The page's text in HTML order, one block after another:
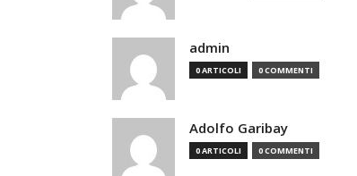
admin
0 ARTICOLI 0 COMMENTI
Adolfo Garibay
0 ARTICOLI 0 COMMENTI